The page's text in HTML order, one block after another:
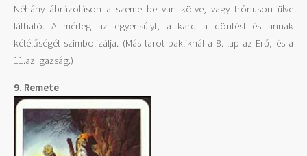
Néhány ábrázoláson a szeme be van kötve, vagy trónuson ülve
látható. A mérleg az egyensúlyt, a kard a döntést és annak
kétélűségét szimbolizálja. (Más tarot pakliknál a 8. lap az Erő, és a
11.az Igazság.)
9. Remete